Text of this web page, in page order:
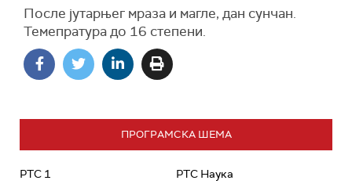
После јутарњег мраза и магле, дан сунчан.
Темепратура до 16 степени.
ПРОГРАМСКА ШЕМА
РТС 1 РТС Наука